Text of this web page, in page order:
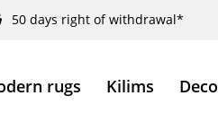
50 days right of withdrawal*
rugs Kilims Deco